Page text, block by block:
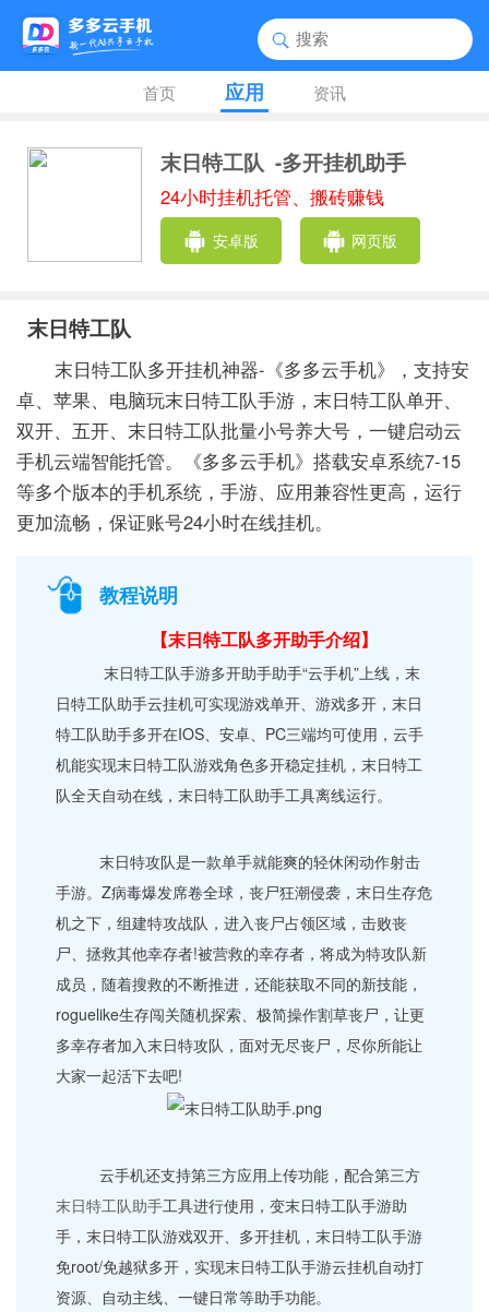
首页 应用 资讯
末日特工队 -多开挂机助手
24小时挂机托管、搬砖赚钱
安卓版 网页版
末日特工队
末日特工队多开挂机神器-《多多云手机》，支持安
卓、苹果、电脑玩末日特工队手游，末日特工队单开、
双开、五开、末日特工队批量小号养大号，一键启动云
手机云端智能托管。《多多云手机》搭载安卓系统7-15
等多个版本的手机系统，手游、应用兼容性更高，运行
更加流畅，保证账号24小时在线挂机。
教程说明
【末日特工队多开助手介绍】
末日特工队手游多开助手助手“云手机”上线，末
日特工队助手云挂机可实现游戏单开、游戏多开，末日
特工队助手多开在IOS、安卓、PC三端均可使用，云手
机能实现末日特工队游戏角色多开稳定挂机，末日特工
队全天自动在线，末日特工队助手工具离线运行。
末日特攻队是一款单手就能爽的轻休闲动作射击
手游。Z病毒爆发席卷全球，丧尸狂潮侵袭，末日生存危
机之下，组建特攻战队，进入丧尸占领区域，击败丧
尸、拯救其他幸存者!被营救的幸存者，将成为特攻队新
成员，随着搜救的不断推进，还能获取不同的新技能，
roguelike生存闯关随机探索、极简操作割草丧尸，让更
多幸存者加入末日特攻队，面对无尽丧尸，尽你所能让
大家一起活下去吧!
云手机还支持第三方应用上传功能，配合第三方
末日特工队助手工具进行使用，变末日特工队手游助
手，末日特工队游戏双开、多开挂机，末日特工队手游
免root/免越狱多开，实现末日特工队手游云挂机自动打
资源、自动主线、一键日常等助手功能。